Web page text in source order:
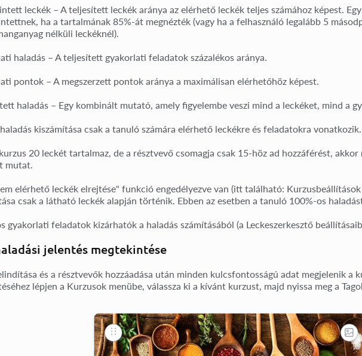
leckék – A teljesített leckék aránya az elérhető leckék teljes számához képest.
, ha a tartalmának 85%-át megnézték (vagy ha a felhasználó legalább 5
nélküli leckéknél).
haladás – A teljesített gyakorlati feladatok százalékos aránya.
pontok – A megszerzett pontok aránya a maximálisan elérhetőhöz képest.
haladás – Egy kombinált mutató, amely figyelembe veszi mind a leckéket, mind a
kiszámítása csak a tanuló számára elérhető leckékre és feladatokra
20 leckét tartalmaz, de a résztvevő csomagja csak 15-höz ad hozzáférést, akkor
mutat.
elérhető leckék elrejtése" funkció engedélyezve van (itt található:
csak a látható leckék alapján történik. Ebben az esetben a tanuló 100%-os
gyakorlati feladatok kizárhatók a haladás számításából (a Leckeszerkesztő
jelentés megtekintése
és a résztvevők hozzáadása után minden kulcsfontosságú adat megjelenik a
lépjen a Kurzusok menübe, válassza ki a kívánt kurzust, majd nyissa meg a